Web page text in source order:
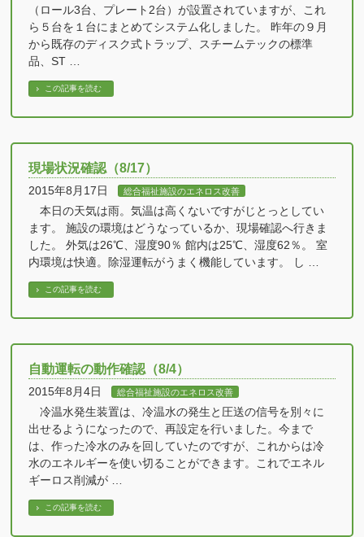
（ロール3台、プレート2台）が設置されていますが、これ
ら５台を１台にまとめてシステム化しました。 昨年の９月
から既存のディスク式トラップ、スチームテックの標準
品、ST …
この記事を読む
現場状況確認（8/17）
2015年8月17日 総合福祉施設のエネロス改善
本日の天気は雨。気温は高くないですがじとっとしてい
ます。 施設の環境はどうなっているか、現場確認へ行きま
した。 外気は26℃、湿度90％ 館内は25℃、湿度62％。 室
内環境は快適。除湿運転がうまく機能しています。 し …
この記事を読む
自動運転の動作確認（8/4）
2015年8月4日 総合福祉施設のエネロス改善
冷温水発生装置は、冷温水の発生と圧送の信号を別々に
出せるようになったので、再設定を行いました。今まで
は、作った冷水のみを回していたのですが、これからは冷
水のエネルギーを使い切ることができます。これでエネル
ギーロス削減が …
この記事を読む